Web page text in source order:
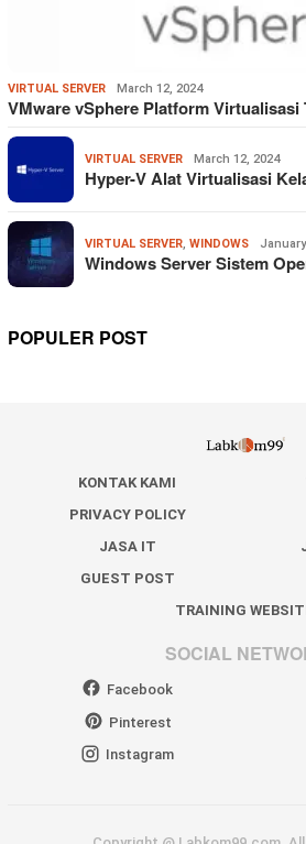
VIRTUAL SERVER March 12, 2024
VMware vSphere Platform
VIRTUAL SERVER March 12, 2024
Hyper-V Alat Virtualisasi
VIRTUAL SERVER, WINDOWS
Windows Server Sistem
POPULER POST
KONTAK KAMI
PRIVACY POLICY
JASA IT
GUEST POST
TRAINING
SOCIAL
Facebook
Pinterest
Instagram